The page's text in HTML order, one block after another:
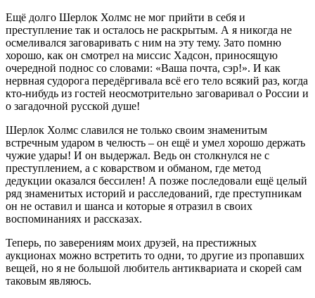
Ещё долго Шерлок Холмс не мог прийти в себя и
преступление так и осталось не раскрытым. А я никогда не
осмеливался заговаривать с ним на эту тему. Зато помню
хорошо, как он смотрел на миссис Хадсон, приносящую
очередной поднос со словами: «Ваша почта, сэр!». И как
нервная судорога передёргивала всё его тело всякий раз, когда
кто-нибудь из гостей неосмотрительно заговаривал о России и
о загадочной русской душе!
Шерлок Холмс славился не только своим знаменитым
встречным ударом в челюсть – он ещё и умел хорошо держать
чужие удары! И он выдержал. Ведь он столкнулся не с
преступлением, а с коварством и обманом, где метод
дедукции оказался бессилен! А позже последовали ещё целый
ряд знаменитых историй и расследований, где преступникам
он не оставил и шанса и которые я отразил в своих
воспоминаниях и рассказах.
Теперь, по заверениям моих друзей, на престижных
аукционах можно встретить то одни, то другие из пропавших
вещей, но я не большой любитель антиквариата и скорей сам
таковым являюсь.